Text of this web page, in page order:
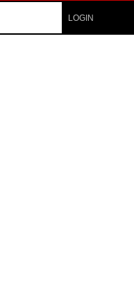
LOGIN